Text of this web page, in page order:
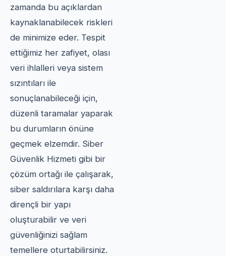
zamanda bu açıklardan
kaynaklanabilecek riskleri
de minimize eder. Tespit
ettiğimiz her zafiyet, olası
veri ihlalleri veya sistem
sızıntıları ile
sonuçlanabileceği için,
düzenli taramalar yaparak
bu durumların önüne
geçmek elzemdir. Siber
Güvenlik Hizmeti gibi bir
çözüm ortağı ile çalışarak,
siber saldırılara karşı daha
dirençli bir yapı
oluşturabilir ve veri
güvenliğinizi sağlam
temellere oturtabilirsiniz.